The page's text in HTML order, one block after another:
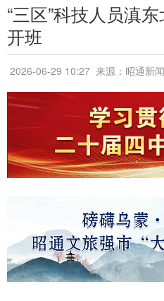
“三区”科技人员滇
开班
2026-06-29 10:27 来源：昭通新